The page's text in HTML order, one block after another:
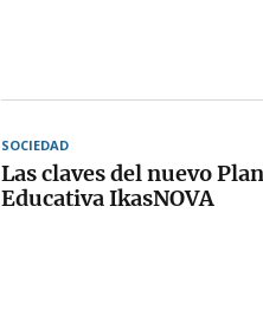
SOCIEDAD
Las claves del nuevo
Educativa IkasNOVA